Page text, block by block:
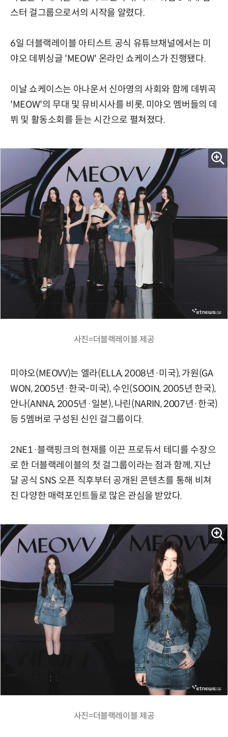
스터 걸그룹으로서의 시작을 알렸다.
6일 더블랙레이블 아티스트 공식 유튜브채널에서는 미
야오 데뷔싱글 'MEOW' 온라인 쇼케이스가 진행됐다.
이날 쇼케이스는 아나운서 신아영의 사회와 함께 데뷔곡
'MEOW'의 무대 및 뮤비시사를 비롯, 미야오 멤버들의 데
뷔 및 활동소회를 듣는 시간으로 펼쳐졌다.
사진=더블랙레이블 제공
미야오(MEOVV)는 엘라(ELLA, 2008년·미국), 가원(GA
WON, 2005년·한국-미국), 수인(SOOIN, 2005년 한국),
안나(ANNA, 2005년·일본), 나린(NARIN, 2007년·한국)
등 5멤버로 구성된 신인 걸그룹이다.
2NE1·블랙핑크의 현재를 이끈 프로듀서 테디를 수장으
로 한 더블랙레이블의 첫 걸그룹이라는 점과 함께, 지난
달 공식 SNS 오픈 직후부터 공개된 콘텐츠를 통해 비쳐
진 다양한 매력포인트들로 많은 관심을 받았다.
사진=더블랙레이블 제공